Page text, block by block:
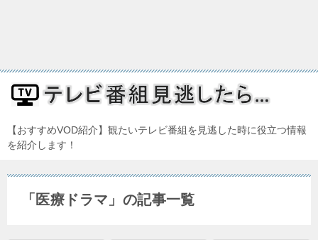
【おすすめVOD紹介】観たいテレビ番組を見逃した時に役立つ情報
を紹介します！
「医療ドラマ」の記事一覧